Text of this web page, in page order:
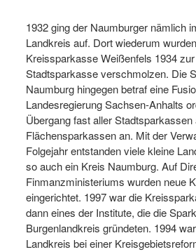
1932 ging der Naumburger nämlich
Landkreis auf. Dort wiederum
Kreissparkasse Weißenfels 1934
Stadtsparkasse verschmolzen. Die
Naumburg hingegen betraf eine
Landesregierung Sachsen-Anhalts
Übergang fast aller Stadtsparkassen
Flächensparkassen an. Mit der
Folgejahr entstanden viele kleine
so auch ein Kreis Naumburg. Auf
Finmanzministeriums wurden neue
eingerichtet. 1997 war die
dann eines der Institute, die die
Burgenlandkreis gründeten. 1994
Landkreis bei einer